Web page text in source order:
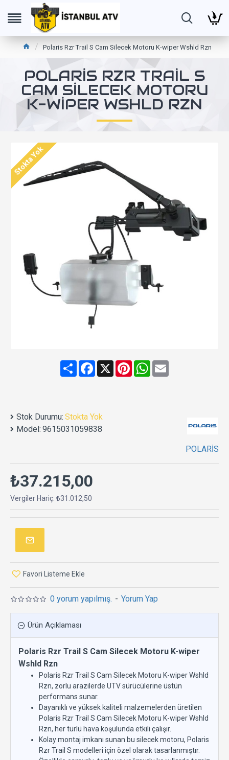
Polaris Rzr Trail S Cam Silecek Motoru K-wiper Wshld Rzn
POLARIS RZR TRAIL S
CAM SILECEK MOTORU
K-WIPER WSHLD RZN
Stokta Yok
ShareFacebook
X PinterestWhatsApp
Email
Stok Durumu: Stokta Yok
Model: 9615031059838
POLARİS
0 yorum yapılmış. - Yorum Yap
₺37.215,00
Vergiler Hariç: ₺31.012,50
Favori Listeme Ekle
Ürün Açıklaması
Polaris Rzr Trail S Cam Silecek Motoru K-wiper
Wshld Rzn
Polaris Rzr Trail S Cam Silecek Motoru K-wiper Wshld
Rzn, zorlu arazilerde UTV sürücülerine üstün
performans sunar.
Dayanıklı ve yüksek kaliteli malzemelerden üretilen
Polaris Rzr Trail S Cam Silecek Motoru K-wiper Wshld
Rzn, her türlü hava koşulunda etkili çalışır.
Kolay montaj imkanı sunan bu silecek motoru, Polaris
Rzr Trail S modelleri için özel olarak tasarlanmıştır.